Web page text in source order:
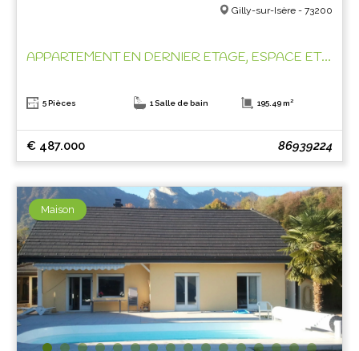
Gilly-sur-Isère - 73200
APPARTEMENT EN DERNIER ETAGE, ESPACE ET CLARTE !
5 Pièces 1 Salle de bain 195.49 m²
€ 487.000 86939224
Maison